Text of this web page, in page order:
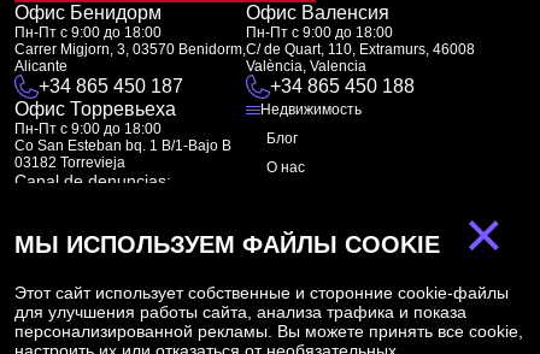
Офис Бенидорм
Пн-Пт с 9:00 до 18:00
Carrer Migjorn, 3, 03570 Benidorm,
Alicante
+34 865 450 187
Офис Валенсия
Пн-Пт с 9:00 до 18:00
C/ de Quart, 110, Extramurs, 46008
València, Valencia
+34 865 450 188
Офис Торревьеха
Пн-Пт с 9:00 до 18:00
Co San Esteban bq. 1 B/1-Bajo B
03182 Torrevieja
Canal de denuncias:
Недвижимость
Блог
О нас
Подписка
Подпишитесь на наши новости. Рассылка каждую неделю
×
МЫ ИСПОЛЬЗУЕМ ФАЙЛЫ COOKIE
Этот сайт использует собственные и сторонние cookie-файлы
для улучшения работы сайта, анализа трафика и показа
персонализированной рекламы. Вы можете принять все cookie,